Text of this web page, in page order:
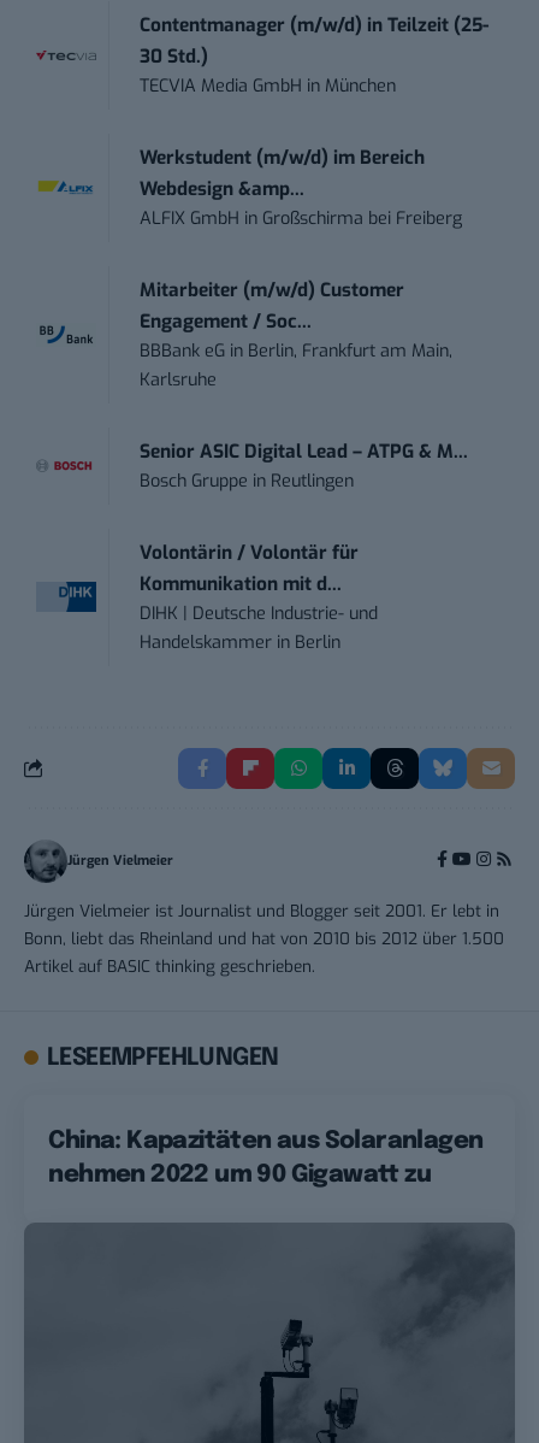
Contentmanager (m/w/d) in Teilzeit (25-
30 Std.)
TECVIA Media GmbH in München
Werkstudent (m/w/d) im Bereich
Webdesign &amp...
ALFIX GmbH in Großschirma bei Freiberg
Mitarbeiter (m/w/d) Customer
Engagement / Soc...
BBBank eG in Berlin, Frankfurt am Main,
Karlsruhe
Senior ASIC Digital Lead – ATPG & M...
Bosch Gruppe in Reutlingen
Volontärin / Volontär für
Kommunikation mit d...
DIHK | Deutsche Industrie- und
Handelskammer in Berlin
Jürgen Vielmeier
Jürgen Vielmeier ist Journalist und Blogger seit 2001. Er lebt in
Bonn, liebt das Rheinland und hat von 2010 bis 2012 über 1.500
Artikel auf BASIC thinking geschrieben.
LESEEMPFEHLUNGEN
China: Kapazitäten aus Solaranlagen
nehmen 2022 um 90 Gigawatt zu